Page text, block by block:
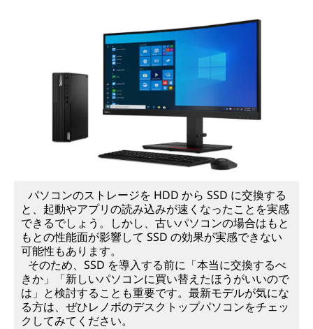
パソコンのストレージを HDD から SSD に交換する
と、起動やアプリの読み込みが速くなったことを実感
できるでしょう。しかし、古いパソコンの場合はもと
もとの性能面が影響して SSD の効果が実感できない
可能性もあります。
そのため、SSD を導入する前に「本当に交換するべ
きか」「新しいパソコンに買い替えたほうがいいので
は」と検討することも重要です。最新モデルが気にな
る方は、ぜひレノボのデスクトップパソコンをチェッ
クしてみてください。